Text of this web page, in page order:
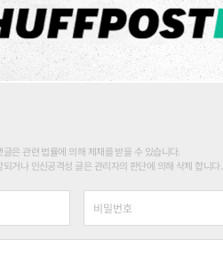
은 관련 법률에 의해 제재를 받을 수 있습니다.
거나 인신공격성 글은 관리자의 판단에 의해 삭제 합니다.